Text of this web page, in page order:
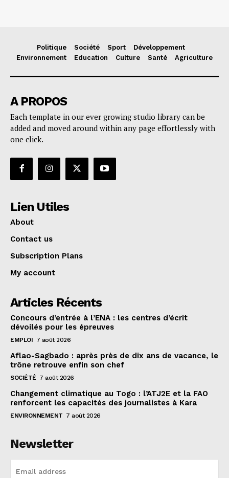
Politique Société Sport
Développement
Environnement
Education Culture Santé Agriculture
A PROPOS
Each template in our ever growing studio library can be
added and moved around within any page effortlessly with
one click.
Lien Utiles
About
Contact us
Subscription Plans
My account
Articles Récents
Concours d’entrée à l’ENA : les centres d’écrit
dévoilés pour les épreuves
EMPLOI 7 août 2026
Aflao-Sagbado : après près de dix ans de vacance, le
trône retrouve enfin son chef
SOCIÉTÉ 7 août 2026
Changement climatique au Togo : l’ATJ2E et la FAO
renforcent les capacités des journalistes à Kara
ENVIRONNEMENT 7 août 2026
Newsletter